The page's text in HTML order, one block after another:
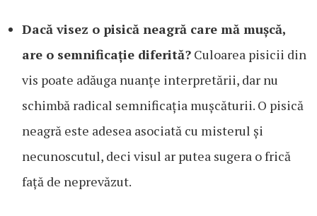
Dacă visez o pisică neagră care mă mușcă,
are o semnificație diferită? Culoarea pisicii din
vis poate adăuga nuanțe interpretării, dar nu
schimbă radical semnificația mușcăturii. O pisică
neagră este adesea asociată cu misterul și
necunoscutul, deci visul ar putea sugera o frică
față de neprevăzut.